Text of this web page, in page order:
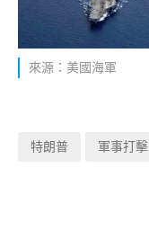
來源：美國海軍
特朗普 軍事打擊